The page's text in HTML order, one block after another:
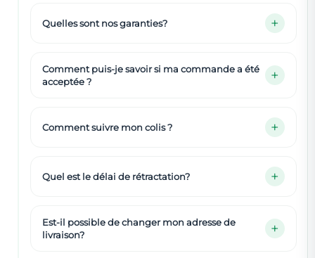
Quelles sont nos garanties?
Comment puis-je savoir si ma commande a été
acceptée ?
Comment suivre mon colis ?
Quel est le délai de rétractation?
Est-il possible de changer mon adresse de
livraison?